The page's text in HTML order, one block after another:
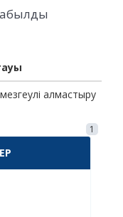
алмастыру
1